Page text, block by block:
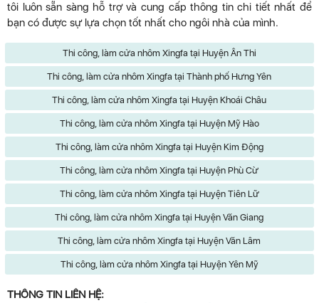
tôi luôn sẵn sàng hỗ trợ và cung cấp thông tin chi tiết nhất để
bạn có được sự lựa chọn tốt nhất cho ngôi nhà của mình.
Thi công, làm cửa nhôm Xingfa tại Huyện Ân Thi
Thi công, làm cửa nhôm Xingfa tại Thành phố Hưng Yên
Thi công, làm cửa nhôm Xingfa tại Huyện Khoái Châu
Thi công, làm cửa nhôm Xingfa tại Huyện Mỹ Hào
Thi công, làm cửa nhôm Xingfa tại Huyện Kim Động
Thi công, làm cửa nhôm Xingfa tại Huyện Phù Cừ
Thi công, làm cửa nhôm Xingfa tại Huyện Tiên Lữ
Thi công, làm cửa nhôm Xingfa tại Huyện Văn Giang
Thi công, làm cửa nhôm Xingfa tại Huyện Văn Lâm
Thi công, làm cửa nhôm Xingfa tại Huyện Yên Mỹ
THÔNG TIN LIÊN HỆ: